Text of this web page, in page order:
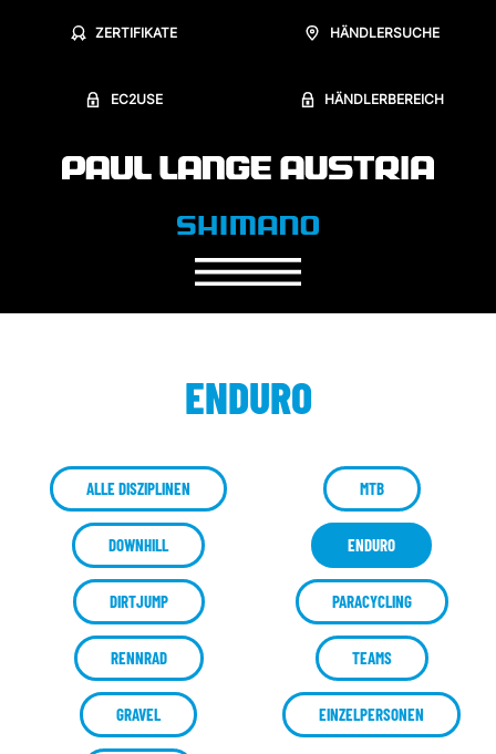
ZERTIFIKATE HÄNDLERSUCHE
EC2USE HÄNDLERBEREICH
ENDURO
ALLE DISZIPLINEN
DOWNHILL
DIRTJUMP
RENNRAD
GRAVEL
MTB
ENDURO
PARACYCLING
TEAMS
EINZELPERSONEN